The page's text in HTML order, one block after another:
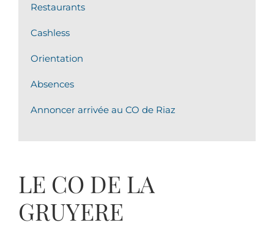
Restaurants
Cashless
Orientation
Absences
Annoncer arrivée au CO de Riaz
LE CO DE LA
GRUYERE